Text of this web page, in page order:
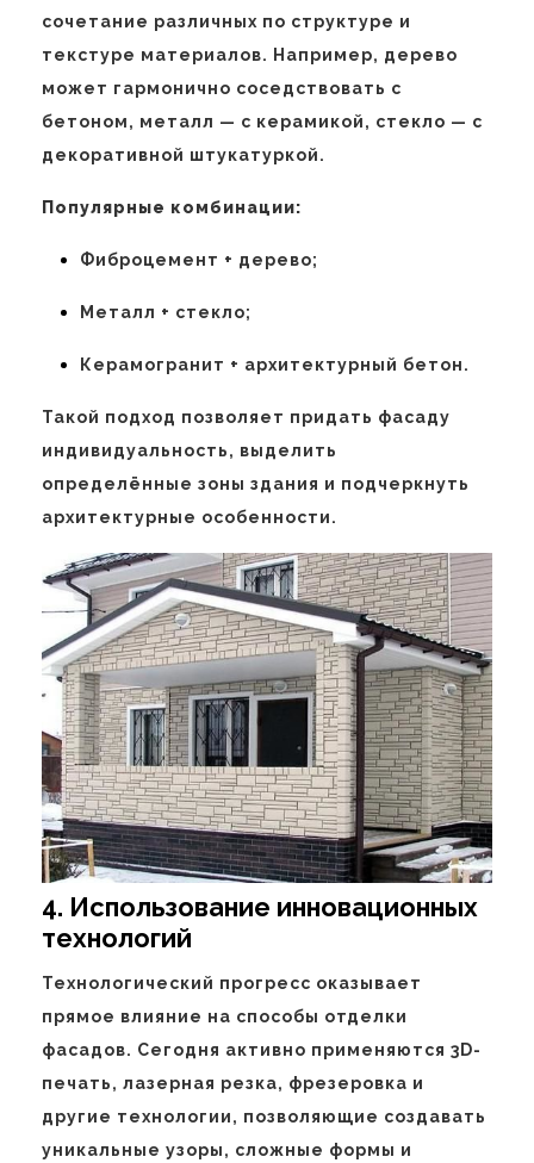
сочетание различных по структуре и
текстуре материалов. Например, дерево
может гармонично соседствовать с
бетоном, металл — с керамикой, стекло — с
декоративной штукатуркой.
Популярные комбинации:
Фиброцемент + дерево;
Металл + стекло;
Керамогранит + архитектурный бетон.
Такой подход позволяет придать фасаду
индивидуальность, выделить
определённые зоны здания и подчеркнуть
архитектурные особенности.
4. Использование инновационных
технологий
Технологический прогресс оказывает
прямое влияние на способы отделки
фасадов. Сегодня активно применяются 3D-
печать, лазерная резка, фрезеровка и
другие технологии, позволяющие создавать
уникальные узоры, сложные формы и